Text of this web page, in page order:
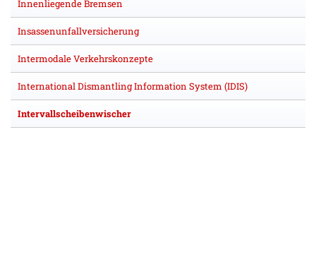
Innenliegende Bremsen
Insassenunfallversicherung
Intermodale Verkehrskonzepte
International Dismantling Information System (IDIS)
Intervallscheibenwischer